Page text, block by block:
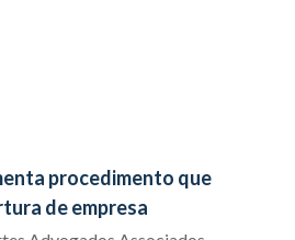
procedimento que
de empresa